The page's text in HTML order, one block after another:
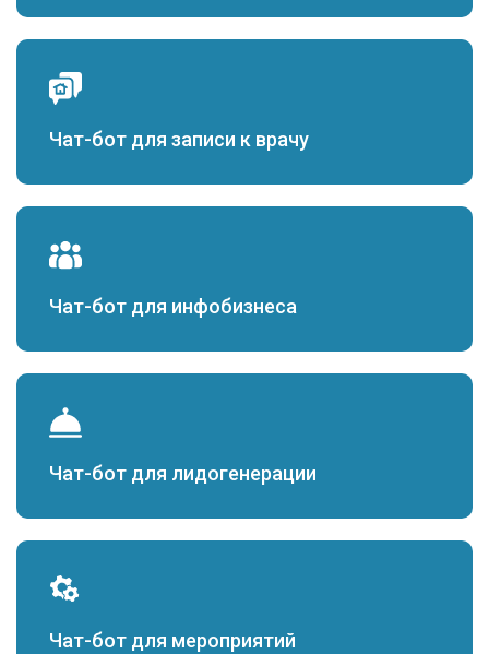
Чат-бот для записи к врачу
Чат-бот для инфобизнеса
Чат-бот для лидогенерации
Чат-бот для мероприятий